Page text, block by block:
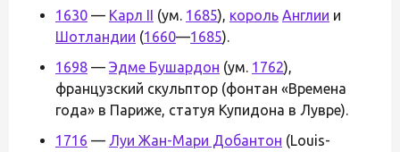
1630 — Карл II (ум. 1685), король Англии и
Шотландии (1660—1685).
1698 — Эдме Бушардон (ум. 1762),
французский скульптор (фонтан «Времена
года» в Париже, статуя Купидона в Лувре).
1716 — Луи Жан-Мари Добантон (Louis-